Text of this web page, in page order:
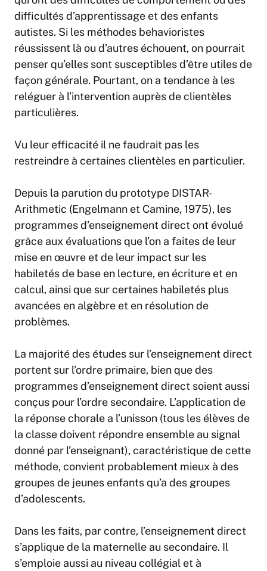
difficultés d’apprentissage et des enfants
autistes. Si les méthodes behavioristes
réussissent là ou d’autres échouent, on pourrait
penser qu’elles sont susceptibles d’être utiles de
façon générale. Pourtant, on a tendance à les
reléguer à l’intervention auprès de clientèles
particulières.
Vu leur efficacité il ne faudrait pas les
restreindre à certaines clientèles en particulier.
Depuis la parution du prototype DISTAR-
Arithmetic (Engelmann et Camine, 1975), les
programmes d’enseignement direct ont évolué
grâce aux évaluations que l’on a faites de leur
mise en œuvre et de leur impact sur les
habiletés de base en lecture, en écriture et en
calcul, ainsi que sur certaines habiletés plus
avancées en algèbre et en résolution de
problèmes.
La majorité des études sur l’enseignement direct
portent sur l’ordre primaire, bien que des
programmes d’enseignement direct soient aussi
conçus pour l’ordre secondaire. L’application de
la réponse chorale a l’unisson (tous les élèves de
la classe doivent répondre ensemble au signal
donné par l’enseignant), caractéristique de cette
méthode, convient probablement mieux à des
groupes de jeunes enfants qu’a des groupes
d’adolescents.
Dans les faits, par contre, l’enseignement direct
s’applique de la maternelle au secondaire. Il
s’emploie aussi au niveau collégial et à